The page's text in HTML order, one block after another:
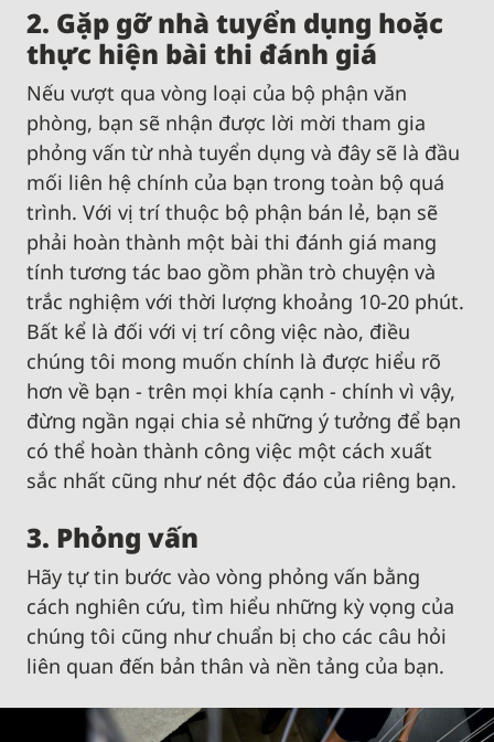
2. Gặp gỡ nhà tuyển dụng hoặc
thực hiện bài thi đánh giá
Nếu vượt qua vòng loại của bộ phận văn
phòng, bạn sẽ nhận được lời mời tham gia
phỏng vấn từ nhà tuyển dụng và đây sẽ là đầu
mối liên hệ chính của bạn trong toàn bộ quá
trình. Với vị trí thuộc bộ phận bán lẻ, bạn sẽ
phải hoàn thành một bài thi đánh giá mang
tính tương tác bao gồm phần trò chuyện và
trắc nghiệm với thời lượng khoảng 10-20 phút.
Bất kể là đối với vị trí công việc nào, điều
chúng tôi mong muốn chính là được hiểu rõ
hơn về bạn - trên mọi khía cạnh - chính vì vậy,
đừng ngần ngại chia sẻ những ý tưởng để bạn
có thể hoàn thành công việc một cách xuất
sắc nhất cũng như nét độc đáo của riêng bạn.
3. Phỏng vấn
Hãy tự tin bước vào vòng phỏng vấn bằng
cách nghiên cứu, tìm hiểu những kỳ vọng của
chúng tôi cũng như chuẩn bị cho các câu hỏi
liên quan đến bản thân và nền tảng của bạn.